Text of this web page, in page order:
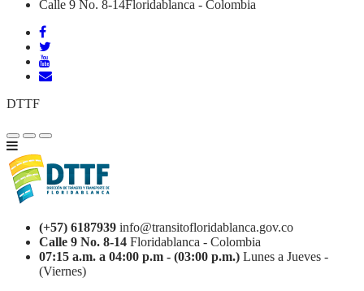
Calle 9 No. 8-14Floridablanca - Colombia
DTTF
(+57) 6187939 info@transitofloridablanca.gov.co
Calle 9 No. 8-14 Floridablanca - Colombia
07:15 a.m. a 04:00 p.m - (03:00 p.m.) Lunes a Jueves -
(Viernes)